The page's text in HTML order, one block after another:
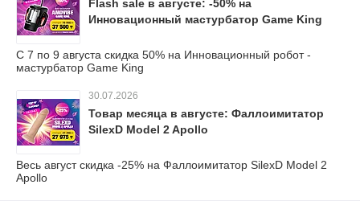
Flash sale в августе: -50% на
Инновационный мастурбатор Game King
С 7 по 9 августа скидка 50% на Инновационный робот -
мастурбатор Game King
30.07.2026
Товар месяца в августе: Фаллоимитатор
SilexD Model 2 Apollo
Весь август скидка -25% на Фаллоимитатор SilexD Model 2
Apollo